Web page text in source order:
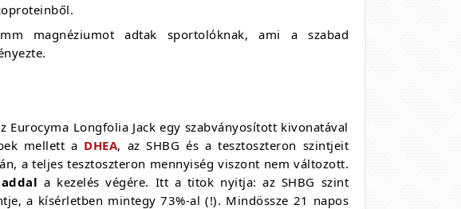
magnéziumot adtak sportolóknak, ami a szabad
Eurocyma Longfolia Jack egy szabványosított kivonatával
mellett a DHEA, az SHBG és a tesztoszteron szintjeit
a teljes tesztoszteron mennyiség viszont nem változott.
a kezelés végére. Itt a titok nyitja: az SHBG szint
a kísérletben mintegy 73%-al (!). Mindössze 21 napos